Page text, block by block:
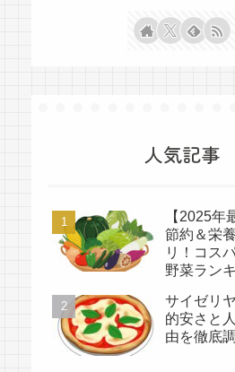
人気記事
【2025年
節約＆栄
リ！コス
野菜ラン
サイゼリ
的安さと
由を徹底